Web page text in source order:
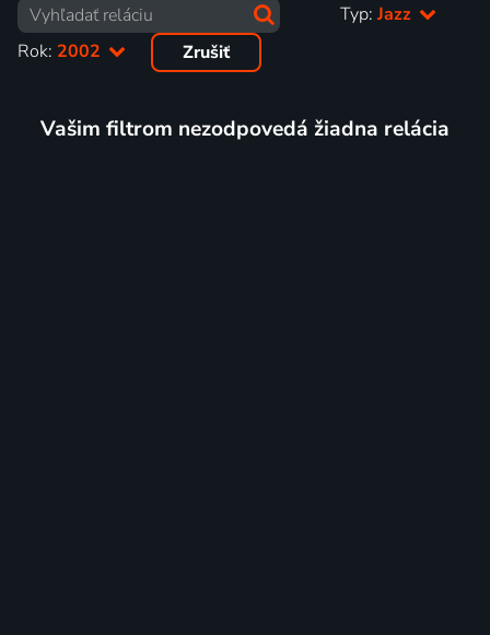
Typ: Jazz
Rok: 2002 Zrušiť
Vašim filtrom nezodpovedá žiadna relácia